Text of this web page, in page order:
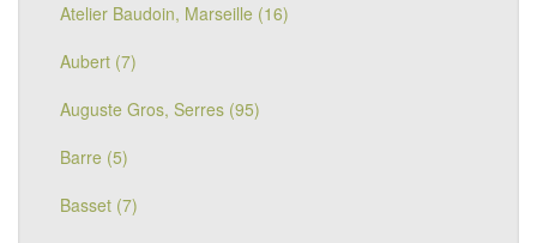
Atelier Baudoin, Marseille (16)
Aubert (7)
Auguste Gros, Serres (95)
Barre (5)
Basset (7)